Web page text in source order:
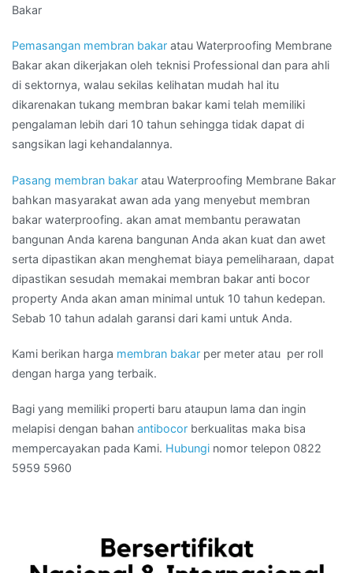
Bakar
Pemasangan membran bakar atau Waterproofing Membrane
Bakar akan dikerjakan oleh teknisi Professional dan para ahli
di sektornya, walau sekilas kelihatan mudah hal itu
dikarenakan tukang membran bakar kami telah memiliki
pengalaman lebih dari 10 tahun sehingga tidak dapat di
sangsikan lagi kehandalannya.
Pasang membran bakar atau Waterproofing Membrane Bakar
bahkan masyarakat awan ada yang menyebut membran
bakar waterproofing. akan amat membantu perawatan
bangunan Anda karena bangunan Anda akan kuat dan awet
serta dipastikan akan menghemat biaya pemeliharaan, dapat
dipastikan sesudah memakai membran bakar anti bocor
property Anda akan aman minimal untuk 10 tahun kedepan.
Sebab 10 tahun adalah garansi dari kami untuk Anda.
Kami berikan harga membran bakar per meter atau per roll
dengan harga yang terbaik.
Bagi yang memiliki properti baru ataupun lama dan ingin
melapisi dengan bahan antibocor berkualitas maka bisa
mempercayakan pada Kami. Hubungi nomor telepon 0822
5959 5960